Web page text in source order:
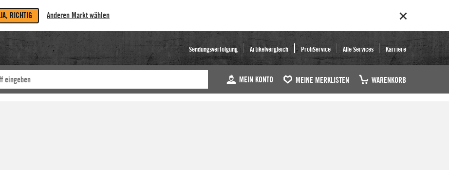
JA, RICHTIG Anderen Markt wählen
Sendungsverfolgung Artikelvergleich ProfiService Alle Services Karriere
MEIN KONTO MEINE MERKLISTEN WARENKORB